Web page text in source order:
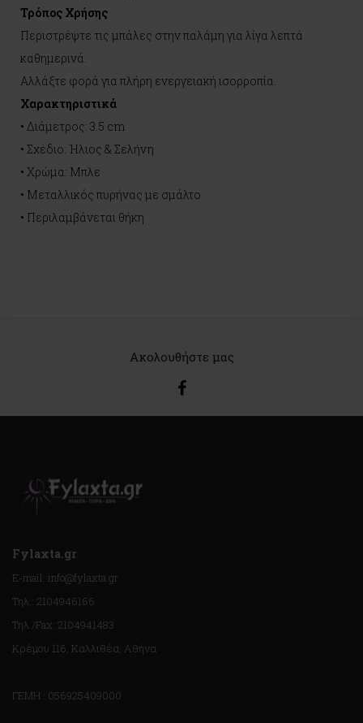
Τρόπος Χρήσης
Περιστρέψτε τις μπάλες στην παλάμη για λίγα λεπτά
καθημερινά.
Αλλάξτε φορά για πλήρη ενεργειακή ισορροπία.
Χαρακτηριστικά
• Διάμετρος: 3.5 cm
• Σχέδιο: Ήλιος & Σελήνη
• Χρώμα: Μπλε
• Μεταλλικός πυρήνας με σμάλτο
• Περιλαμβάνεται θήκη
Ακολουθήστε μας
Fylaxta.gr
E-mail: info@fylaxta.gr
Τηλ.: 2104946166
Τηλ./Fax: 2104941483
Κρέμου 116, Καλλιθέα, Αθήνα
ΓΕΜΗ : 056925409000